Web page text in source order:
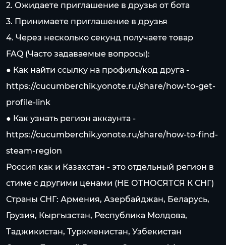
2. Ожидаете приглашение в друзья от бота
3. Принимаете приглашение в друзья
4. Через несколько секунд получаете товар
FAQ (Часто задаваемые вопросы):
● Как найти ссылку на профиль/код друга -
https://cucumberchik.yonote.ru/share/how-to-get-
profile-link
● Как узнать регион аккаунта -
https://cucumberchik.yonote.ru/share/how-to-find-
steam-region
Россия как и Казахстан - это отдельный регион в
стиме c другими ценами (НЕ ОТНОСЯТСЯ К СНГ)
Страны СНГ: Армения, Азербайджан, Беларусь,
Грузия, Кыргызстан, Республика Молдова,
Таджикистан, Туркменистан, Узбекистан